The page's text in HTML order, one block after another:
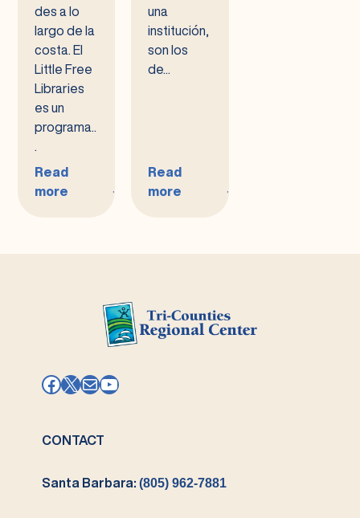
des a lo
largo de la
costa. El
Little Free
Libraries
es un
programa..
.
Read
more
en
una
institución,
son los
de...
Read
more
Peter
Facebook
X MailYouTube
CONTACT
Santa Barbara:(805) 962-7881